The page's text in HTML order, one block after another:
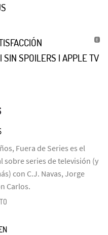
SIN SPOILERS | APPLE TV
Fuera de Series es el
sobre series de televisión (y
con C.J. Navas, Jorge
Carlos.